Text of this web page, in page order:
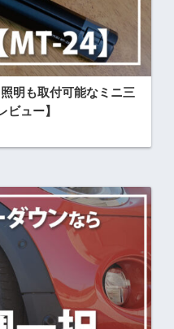
明も取付可能なミニ三
ュー】